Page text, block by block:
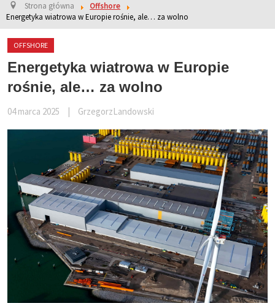
Strona główna
Offshore
Energetyka wiatrowa w Europie rośnie, ale… za wolno
OFFSHORE
Energetyka wiatrowa w Europie
rośnie, ale… za wolno
04 marca 2025 GrzegorzLandowski